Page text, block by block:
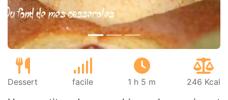
Dessert facile 1 h 5 m 246 Kcal